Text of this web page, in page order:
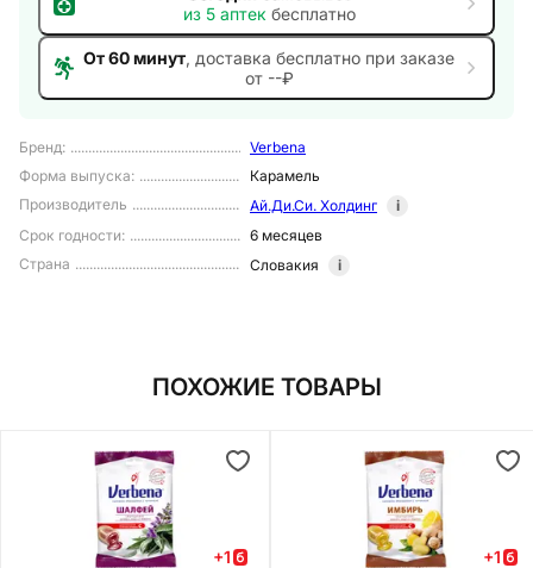
Бренд:
Verbena
Форма выпуска:
Карамель
Производитель
Ай.Ди.Си. Холдинг
i
Срок годности:
6 месяцев
Страна
Словакия i
из 5 аптек бесплатно
От 60 минут, доставка бесплатно при заказе
от --₽
ПОХОЖИЕ ТОВАРЫ
+1
+1